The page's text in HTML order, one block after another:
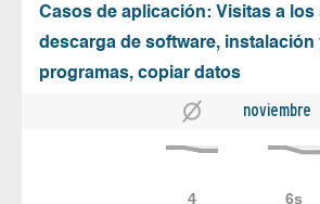
Casos de aplicación: Visitas a los
descarga de software, instalación
programas, copiar datos
noviembre